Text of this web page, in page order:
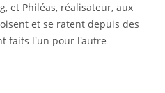
et Philéas, réalisateur, aux
et se ratent depuis des
faits l'un pour l'autre